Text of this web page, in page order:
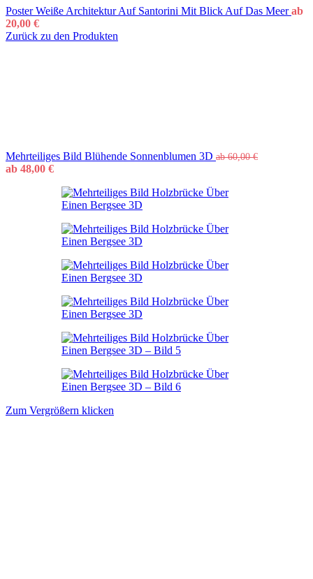
Poster Weiße Architektur Auf Santorini Mit Blick Auf Das Meerab
20,00 €
Zurück zu den Produkten
Mehrteiliges Bild Blühende Sonnenblumen 3D ab60,00€
ab 48,00 €
Zum Vergrößern klicken